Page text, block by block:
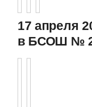
17 апреля
в БСОШ №